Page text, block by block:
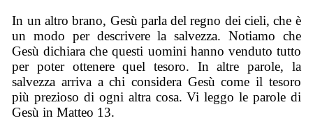
In un altro brano, Gesù parla del regno dei cieli, che è
un modo per descrivere la salvezza. Notiamo che
Gesù dichiara che questi uomini hanno venduto tutto
per poter ottenere quel tesoro. In altre parole, la
salvezza arriva a chi considera Gesù come il tesoro
più prezioso di ogni altra cosa. Vi leggo le parole di
Gesù in Matteo 13.